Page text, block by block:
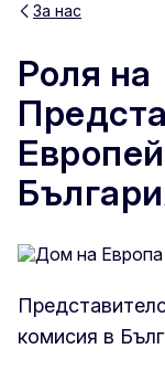
За нас
Роля на
комисия в